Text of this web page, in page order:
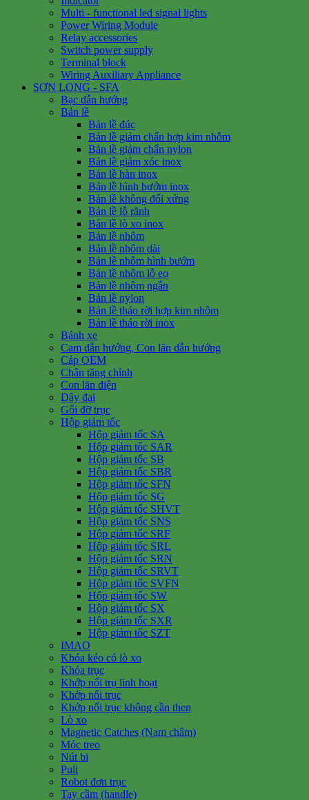
Multi - functional led signal lights
Power Wiring Module
Relay accessories
Switch power supply
Terminal block
Wiring Auxiliary Appliance
SƠN LONG - SFA
Bạc dẫn hướng
Bản lề
Bản lề đúc
Bản lề giảm chấn hợp kim nhôm
Bản lề giảm chấn nylon
Bản lề giảm xóc inox
Bản lề hàn inox
Bản lề hình bướm inox
Bản lề không đối xứng
Bản lề lỗ rãnh
Bản lề lò xo inox
Bản lề nhôm
Bản lề nhôm dài
Bản lề nhôm hình bướm
Bản lề nhôm lỗ eo
Bản lề nhôm ngắn
Bản lề nylon
Bản lề tháo rời hợp kim nhôm
Bản lề tháo rời inox
Bánh xe
Cam dẫn hướng, Con lăn dẫn hướng
Cáp OEM
Chân tăng chỉnh
Con lăn điện
Dây đai
Gối đỡ trục
Hộp giảm tốc
Hộp giảm tốc SA
Hộp giảm tốc SAR
Hộp giảm tốc SB
Hộp giảm tốc SBR
Hộp giảm tốc SFN
Hộp giảm tốc SG
Hộp giảm tốc SHVT
Hộp giảm tốc SNS
Hộp giảm tốc SRF
Hộp giảm tốc SRL
Hộp giảm tốc SRN
Hộp giảm tốc SRVT
Hộp giảm tốc SVFN
Hộp giảm tốc SW
Hộp giảm tốc SX
Hộp giảm tốc SXR
Hộp giảm tốc SZT
IMAO
Khóa kéo có lò xo
Khóa trục
Khớp nối trụ linh hoạt
Khớp nối trục
Khớp nối trục không cần then
Lò xo
Magnetic Catches (Nam châm)
Móc treo
Nút bi
Puli
Robot đơn trục
Tay cầm (handle)